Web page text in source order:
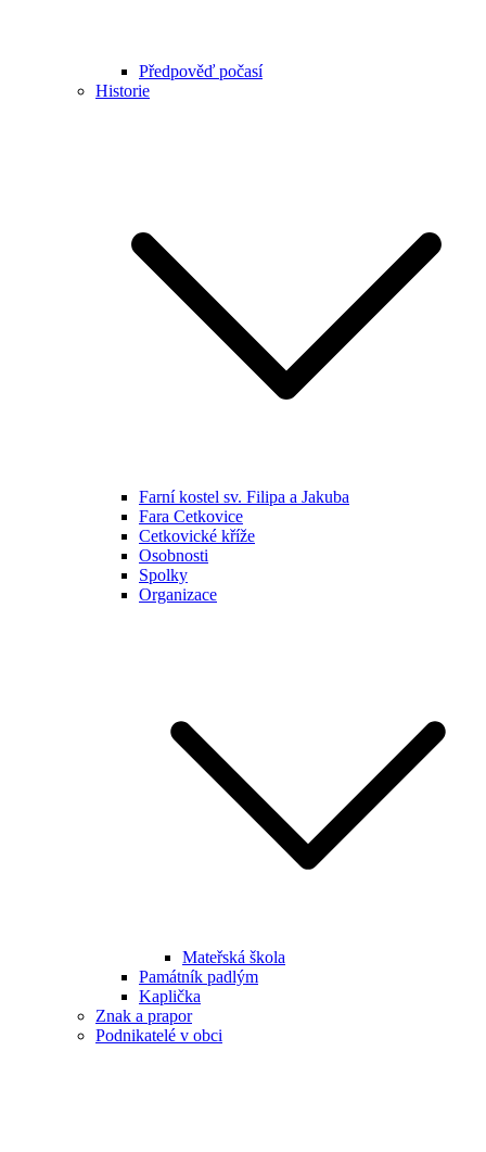
Předpověď počasí
Historie
Farní kostel sv. Filipa a Jakuba
Fara Cetkovice
Cetkovické kříže
Osobnosti
Spolky
Organizace
Mateřská škola
Památník padlým
Kaplička
Znak a prapor
Podnikatelé v obci